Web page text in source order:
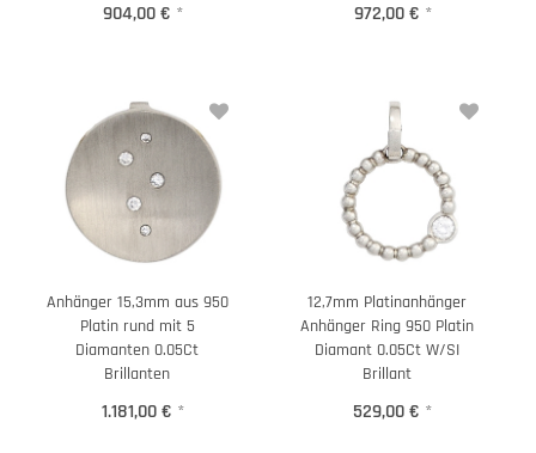
904,00 € * 972,00 € *
Anhänger 15,3mm aus 950
Platin rund mit 5
Diamanten 0.05Ct
Brillanten
1.181,00 € *
12,7mm Platinanhänger
Anhänger Ring 950 Platin
Diamant 0.05Ct W/SI
Brillant
529,00 € *